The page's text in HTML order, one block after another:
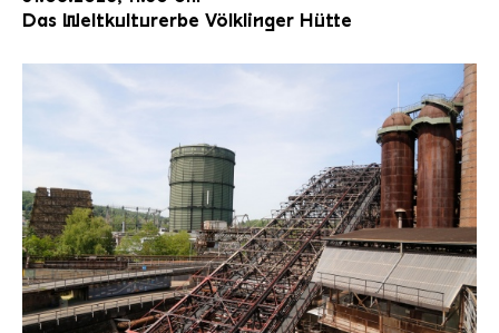
Das Weltkulturerbe Völklinger Hütte